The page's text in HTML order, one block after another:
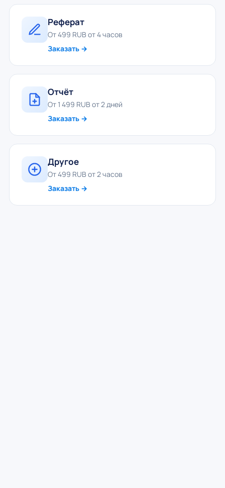
Реферат
От 499 RUB от 4 часов
Заказать →
Отчёт
От 1 499 RUB от 2 дней
Заказать →
Другое
От 499 RUB от 2 часов
Заказать →